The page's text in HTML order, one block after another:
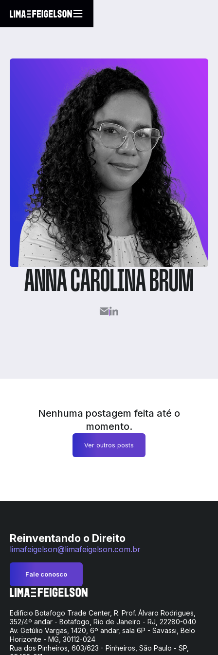
ANNA CAROLINA BRUM
Nenhuma postagem feita até o
momento.
Ver outros posts
Reinventando o Direito
limafeigelson@limafeigelson.com.br
Fale conosco
Edifício Botafogo Trade Center, R. Prof. Álvaro Rodrigues,
352/4º andar - Botafogo, Rio de Janeiro - RJ, 22280-040
Av. Getúlio Vargas, 1420, 6º andar, sala 6P - Savassi, Belo
Horizonte - MG, 30112-024
Rua dos Pinheiros, 603/623 - Pinheiros, São Paulo - SP,